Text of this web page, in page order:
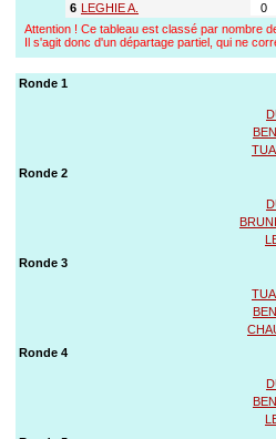
6
LEGHIE A. 0
Attention ! Ce tableau est classé par nombre
Il s'agit donc d'un départage partiel, qui ne
Ronde 1
Ronde 2
Ronde 3
Ronde 4